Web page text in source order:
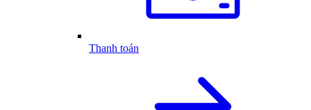
Thanh toán